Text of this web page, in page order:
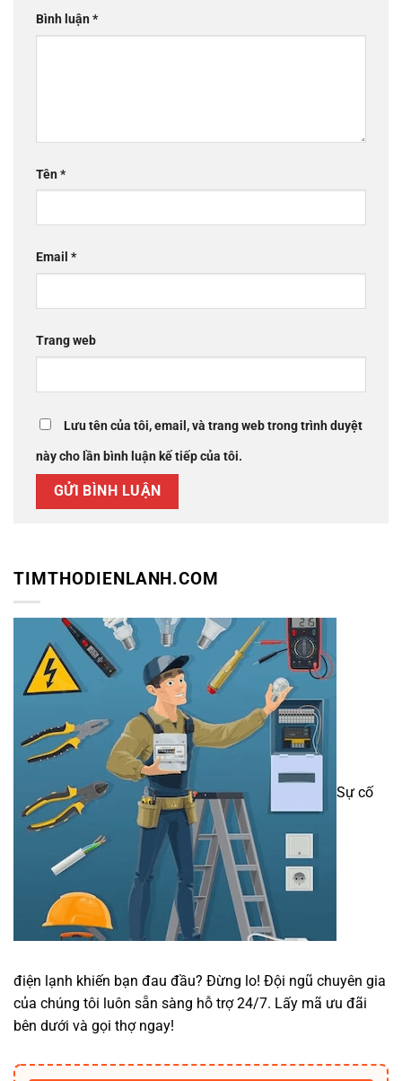
Bình luận*
Tên*
Email *
Trang web
Lưu tên của tôi, email, và trang web trong trình duyệt
này cho lần bình luận kế tiếp của tôi.
TIMTHODIENLANH.COM
Sự cố
điện lạnh khiến bạn đau đầu? Đừng lo! Đội ngũ chuyên gia
của chúng tôi luôn sẵn sàng hỗ trợ 24/7. Lấy mã ưu đãi
bên dưới và gọi thợ ngay!